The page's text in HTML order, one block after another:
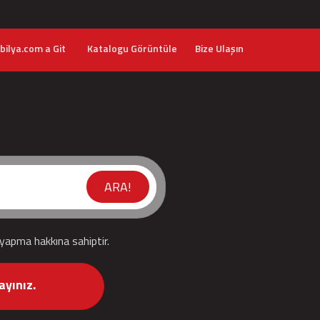
a Git Katalogu Görüntüle Bize Ulaşın
ARA!
hakkına sahiptir.